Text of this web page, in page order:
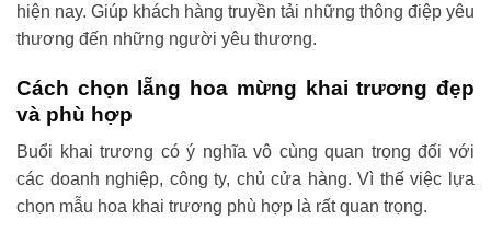
hiện nay. Giúp khách hàng truyền tải những thông điệp yêu
thương đến những người yêu thương.
Cách chọn lẵng hoa mừng khai trương đẹp
và phù hợp
Buổi khai trương có ý nghĩa vô cùng quan trọng đối với
các doanh nghiệp, công ty, chủ cửa hàng. Vì thế việc lựa
chọn mẫu hoa khai trương phù hợp là rất quan trọng.